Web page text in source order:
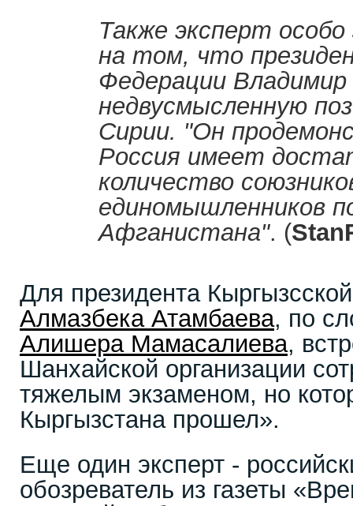
Также эксперт
на том, что
Федерации Владимир
недвусмысленную
Сирии. "Он
Россия имеет
количество
единомышленников
Афганистана". (
Для президента
Алмазбека Атамбаева, по
Алишера Мамасалиева,
Шанхайской организации
тяжелым экзаменом, но
Кыргызстана прошел».
Еще один эксперт -
обозреватель из газеты